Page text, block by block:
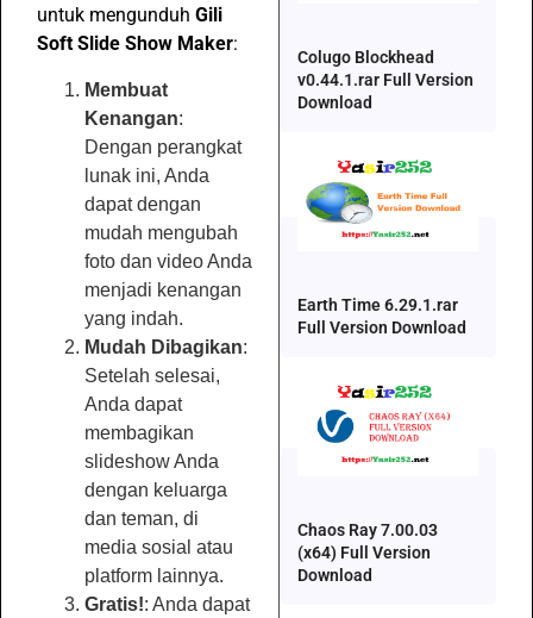
untuk mengunduh Gili
Soft Slide Show Maker:
Membuat
Kenangan:
Dengan perangkat
lunak ini, Anda
dapat dengan
mudah mengubah
foto dan video Anda
menjadi kenangan
yang indah.
Mudah Dibagikan:
Setelah selesai,
Anda dapat
membagikan
slideshow Anda
dengan keluarga
dan teman, di
media sosial atau
platform lainnya.
Gratis!: Anda dapat
Colugo Blockhead
v0.44.1.rar Full Version
Download
Earth Time 6.29.1.rar
Full Version Download
Chaos Ray 7.00.03
(x64) Full Version
Download